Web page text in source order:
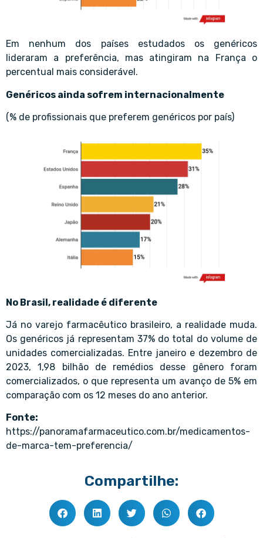
Em nenhum dos países estudados os genéricos
lideraram a preferência, mas atingiram na França o
percentual mais considerável.
Genéricos ainda sofrem internacionalmente
(% de profissionais que preferem genéricos por país)
No Brasil, realidade é diferente
Já no varejo farmacêutico brasileiro, a realidade muda.
Os genéricos já representam 37% do total do volume de
unidades comercializadas. Entre janeiro e dezembro de
2023, 1,98 bilhão de remédios desse gênero foram
comercializados, o que representa um avanço de 5% em
comparação com os 12 meses do ano anterior.
Fonte:
https://panoramafarmaceutico.com.br/medicamentos-
de-marca-tem-preferencia/
Compartilhe: